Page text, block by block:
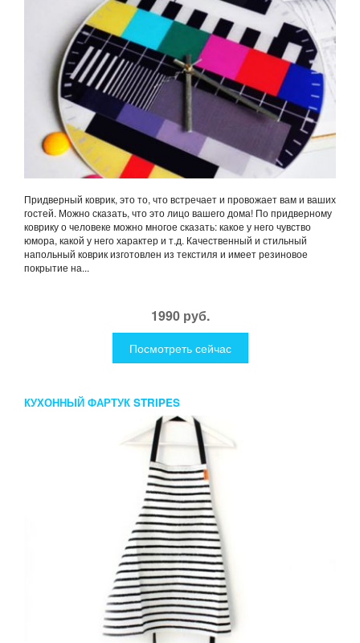
Придверный коврик, это то, что встречает и провожает вам и ваших
гостей. Можно сказать, что это лицо вашего дома! По придверному
коврику о человеке можно многое сказать: какое у него чувство
юмора, какой у него характер и т.д. Качественный и стильный
напольный коврик изготовлен из текстиля и имеет резиновое
покрытие на...
1990 руб.
Посмотреть сейчас
КУХОННЫЙ ФАРТУК STRIPES